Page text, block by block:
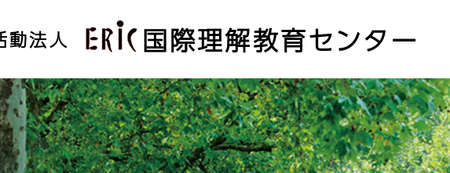
動法人 国際理解教育センター